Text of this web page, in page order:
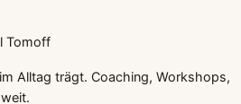
Tomoff
Alltag trägt. Coaching, Workshops,